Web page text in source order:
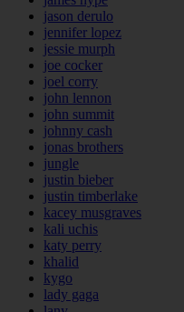
jason derulo
jennifer lopez
jessie murph
joe cocker
joel corry
john lennon
john summit
johnny cash
jonas brothers
jungle
justin bieber
justin timberlake
kacey musgraves
kali uchis
katy perry
khalid
kygo
lady gaga